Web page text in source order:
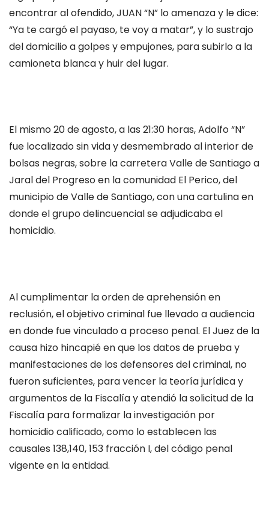
encontrar al ofendido, JUAN “N” lo amenaza y le dice:
“Ya te cargó el payaso, te voy a matar”, y lo sustrajo
del domicilio a golpes y empujones, para subirlo a la
camioneta blanca y huir del lugar.
El mismo 20 de agosto, a las 21:30 horas, Adolfo “N”
fue localizado sin vida y desmembrado al interior de
bolsas negras, sobre la carretera Valle de Santiago a
Jaral del Progreso en la comunidad El Perico, del
municipio de Valle de Santiago, con una cartulina en
donde el grupo delincuencial se adjudicaba el
homicidio.
Al cumplimentar la orden de aprehensión en
reclusión, el objetivo criminal fue llevado a audiencia
en donde fue vinculado a proceso penal. El Juez de la
causa hizo hincapié en que los datos de prueba y
manifestaciones de los defensores del criminal, no
fueron suficientes, para vencer la teoría jurídica y
argumentos de la Fiscalía y atendió la solicitud de la
Fiscalía para formalizar la investigación por
homicidio calificado, como lo establecen las
causales 138,140, 153 fracción I, del código penal
vigente en la entidad.